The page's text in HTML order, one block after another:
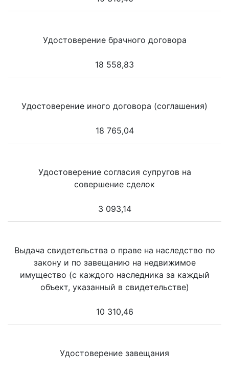
Удостоверение брачного договора
18 558,83
Удостоверение иного договора (соглашения)
18 765,04
Удостоверение согласия супругов на
совершение сделок
3 093,14
Выдача свидетельства о праве на наследство по
закону и по завещанию на недвижимое
имущество (с каждого наследника за каждый
объект, указанный в свидетельстве)
10 310,46
Удостоверение завещания